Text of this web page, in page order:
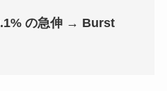
の急伸 → Burst